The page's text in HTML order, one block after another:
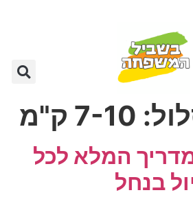
7-10 ק"מ
המלא לכל
בנחל